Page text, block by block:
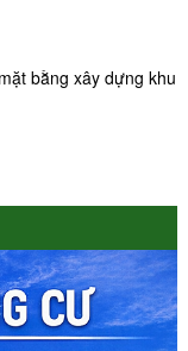
bằng xây dựng khu